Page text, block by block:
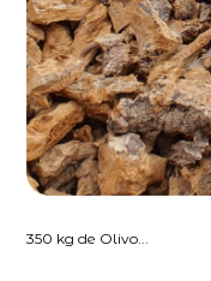
350 kg de Olivo...